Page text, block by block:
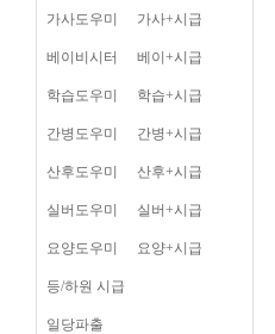
가사도우미 가사+시급
베이비시터 베이+시급
학습도우미 학습+시급
간병도우미 간병+시급
산후도우미 산후+시급
실버도우미 실버+시급
요양도우미 요양+시급
등/하원 시급
일당파출